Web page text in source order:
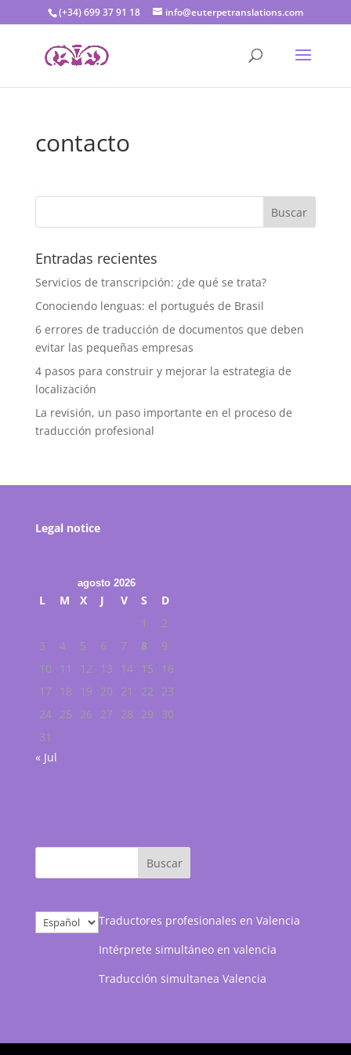
(+34) 699 37 91 18 info@euterpetranslations.com
contacto
Entradas recientes
Servicios de transcripción: ¿de qué se trata?
Conociendo lenguas: el portugués de Brasil
6 errores de traducción de documentos que deben
evitar las pequeñas empresas
4 pasos para construir y mejorar la estrategia de
localización
La revisión, un paso importante en el proceso de
traducción profesional
Legal notice
agosto 2026
L M X J V S
D
1
2
3
4 5 6 7 8
9
10
11 12 13 14 15
16
17
18 19 20 21 22
23
24 25 26 27 28 29
30
31
« Jul
Elegir
un
Traductores profesionales en Valencia
Intérprete simultáneo en valencia
Traducción simultanea Valencia